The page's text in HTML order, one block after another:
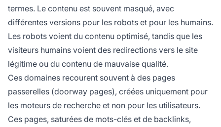
termes. Le contenu est souvent masqué, avec
différentes versions pour les robots et pour les humains.
Les robots voient du contenu optimisé, tandis que les
visiteurs humains voient des redirections vers le site
légitime ou du contenu de mauvaise qualité.
Ces domaines recourent souvent à des pages
passerelles (doorway pages), créées uniquement pour
les moteurs de recherche et non pour les utilisateurs.
Ces pages, saturées de mots-clés et de backlinks,